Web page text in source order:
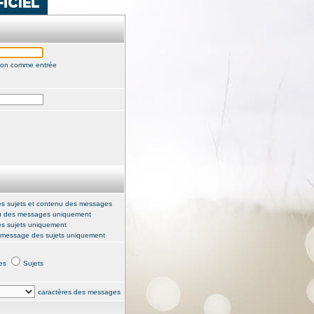
comme entrée
sujets et contenu des messages
des messages uniquement
sujets uniquement
des sujets uniquement
Sujets
caractères des messages